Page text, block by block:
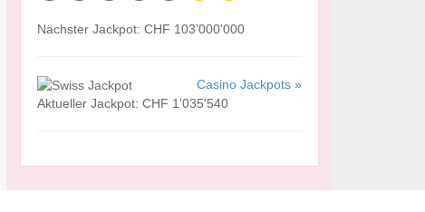
Nächster Jackpot: CHF 103'000'000
Casino Jackpots »
Aktueller Jackpot: CHF 1'035'540